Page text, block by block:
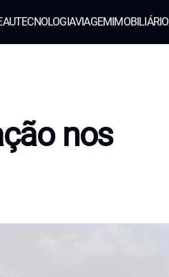
TECNOLOGIAVIAGEMIMOBILIÁRIO
nos